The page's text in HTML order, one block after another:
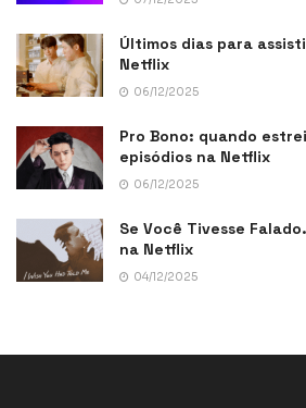
Últimos dias para
Netflix
06/12/2025
Pro Bono: quando
episódios na Netflix
06/12/2025
Se Você Tivesse
na Netflix
04/12/2025